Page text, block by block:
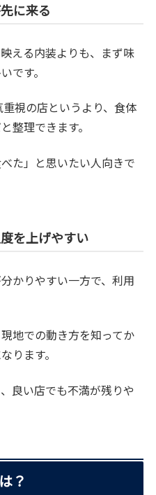
に来る
える内装よりも、まず味
です。
視の店というより、食体
整理できます。
た」と思いたい人向きで
を上げやすい
かりやすい一方で、利用
地での動き方を知ってか
ります。
良い店でも不満が残りや
？